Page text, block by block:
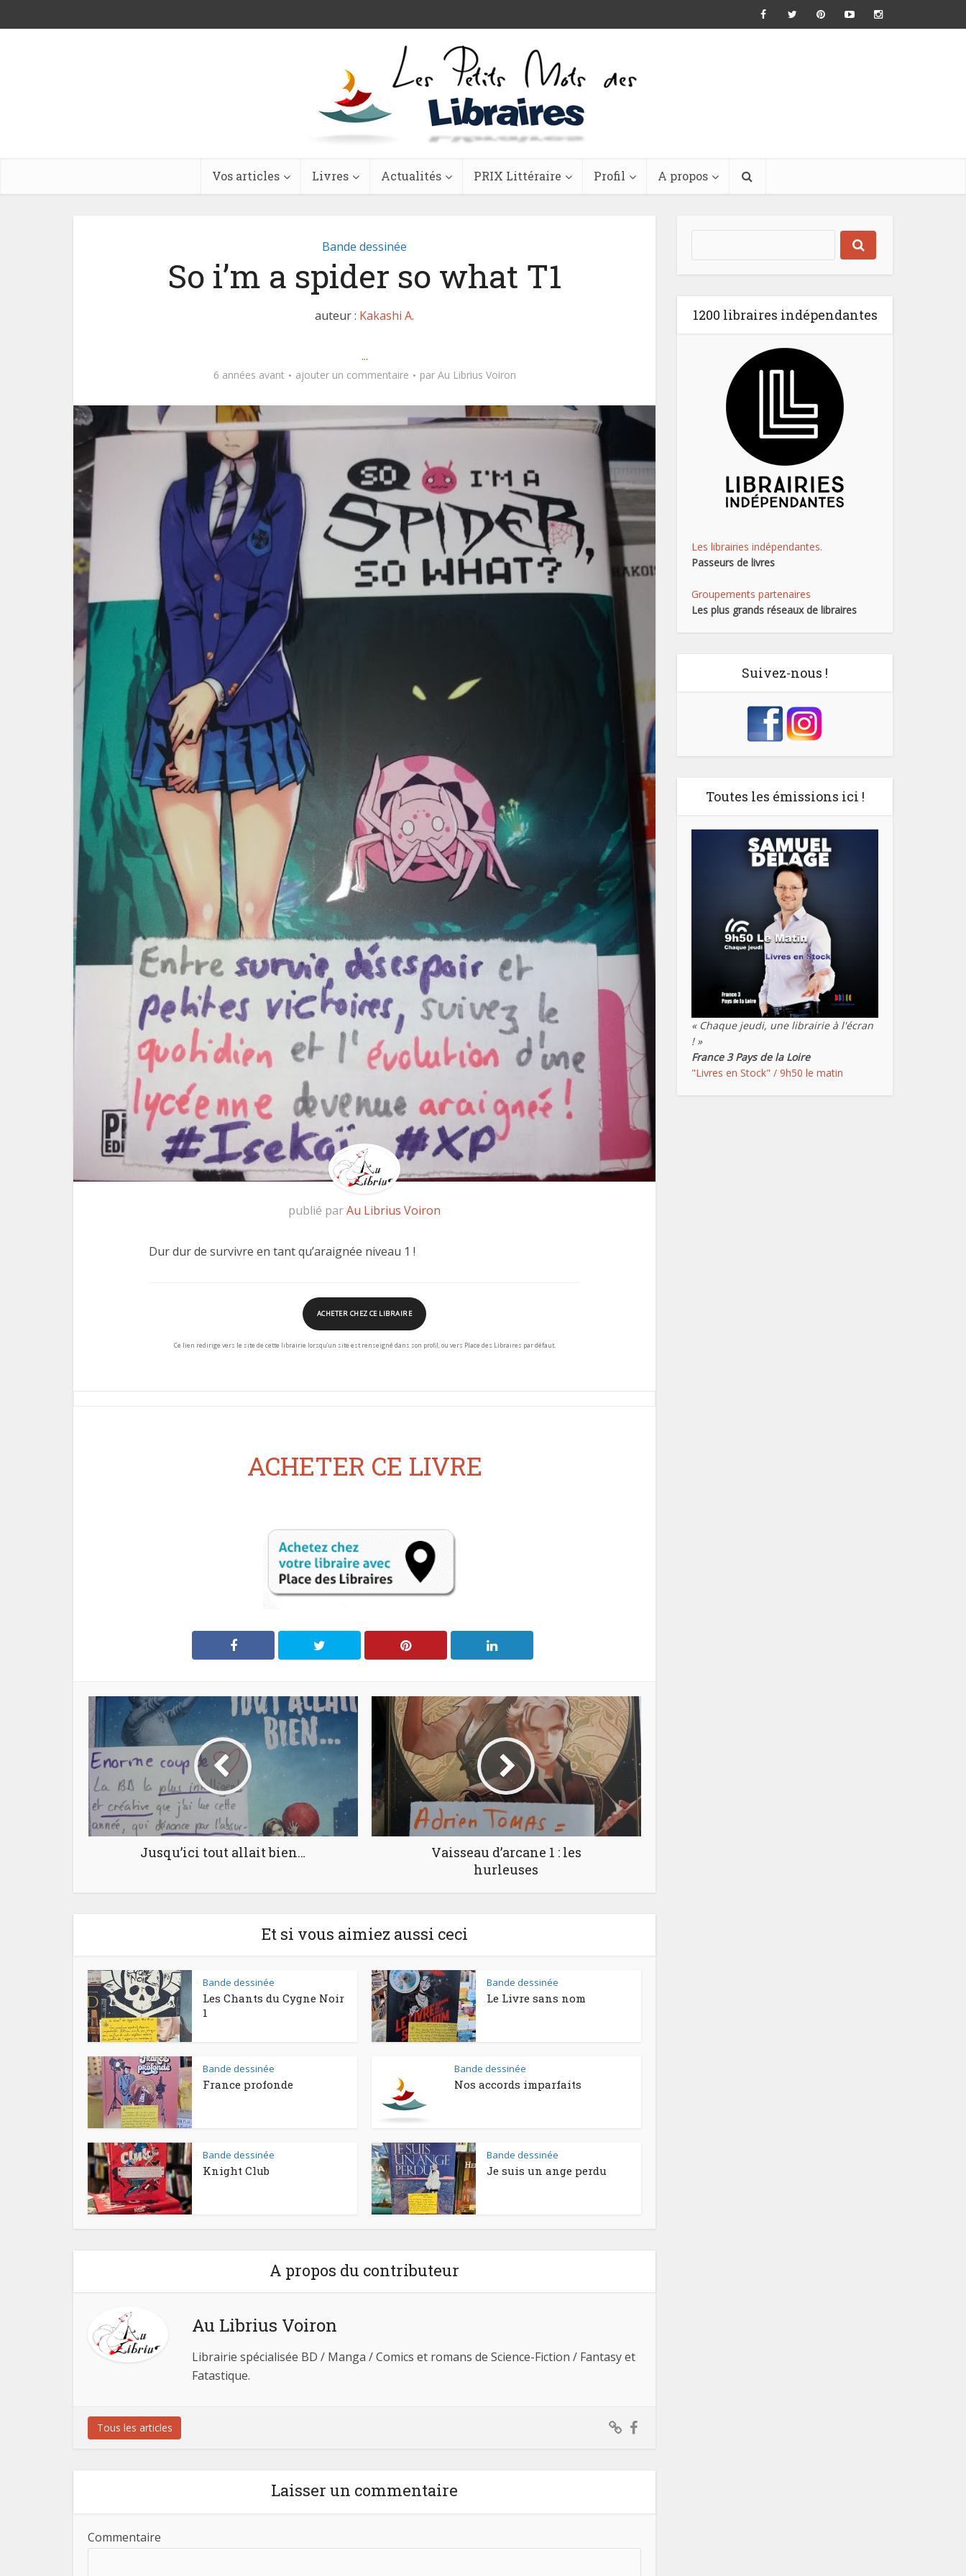
Vos articles Livres Actualités PRIX Littéraire Profil A propos
Bande dessinée
So i’m a spider so what T1
auteur : Kakashi A.
...
6 années avant ajouter un commentaire par Au Librius Voiron
publié parAu Librius Voiron
Dur dur de survivre en tant qu’araignée niveau 1 !
ACHETER CHEZ CE LIBRAIRE
Ce lien redirige vers le site de cette librairie lorsqu’un site est renseigné dans son profil, ou vers Place des Libraires par défaut.
ACHETER CE LIVRE
Jusqu’ici tout allait bien…
Vaisseau d’arcane 1 : les
hurleuses
Et si vous aimiez aussi ceci
Bande dessinée
Les Chants du Cygne Noir
1
Bande dessinée
Le Livre sans nom
Bande dessinée
France profonde
Bande dessinée
Nos accords imparfaits
Bande dessinée
Knight Club
Bande dessinée
Je suis un ange perdu
A propos du contributeur
Au Librius Voiron
Librairie spécialisée BD / Manga / Comics et romans de Science-Fiction / Fantasy et
Fatastique.
Tous les articles
Laisser un commentaire
Commentaire
1200 libraires indépendantes
Les librairies indépendantes.
Passeurs de livres
Groupements partenaires
Les plus grands réseaux de libraires
Suivez-nous !
Toutes les émissions ici !
« Chaque jeudi, une librairie à l'écran
! »
France 3 Pays de la Loire
"Livres en Stock" / 9h50 le matin